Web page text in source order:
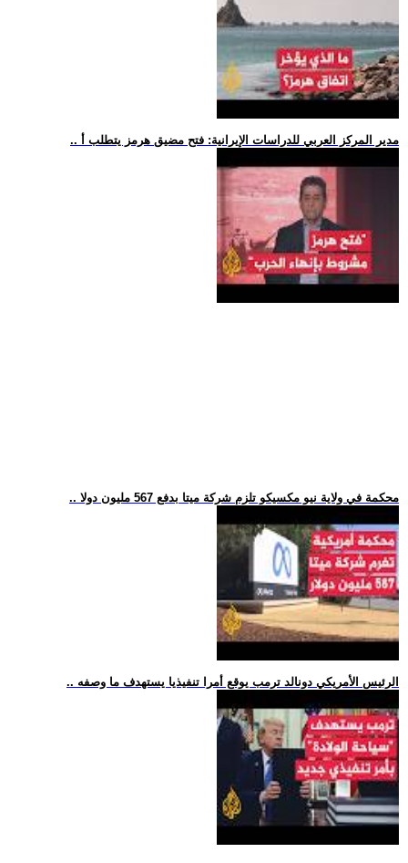
.. مدير المركز العربي للدراسات الإيرانية: فتح مضيق هرمز يتطلب أ
.. محكمة في ولاية نيو مكسيكو تلزم شركة ميتا بدفع 567 مليون دولا
.. الرئيس الأمريكي دونالد ترمب يوقع أمرا تنفيذيا يستهدف ما وصفه